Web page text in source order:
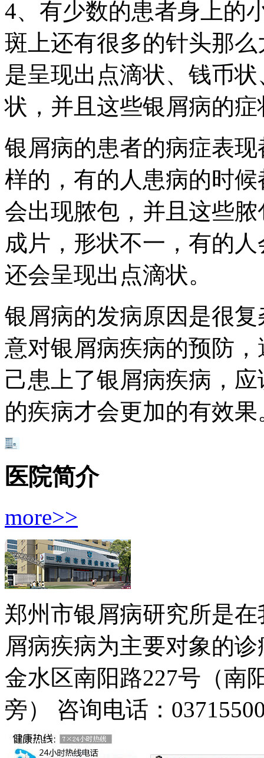
4、有少数的患者身上的
斑上还有很多的针头那
是呈现出点滴状、钱币
状，并且这些银屑病的
银屑病的患者的病症表
样的，有的人患病的时
会出现脓包，并且这些
成片，形状不一，有的
还会呈现出点滴状。
银屑病的发病原因是很
意对银屑病疾病的预防
己患上了银屑病疾病，
的疾病才会更加的有效果
医院简介
more>>
郑州市银屑病研究所是
屑病疾病为主要对象的诊
金水区南阳路227号（南
旁）
咨询电话：